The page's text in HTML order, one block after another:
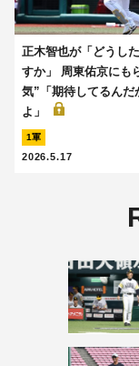
正木智也が「どうし
すか」 周東佑京にも
気”「期待してるんだ
よ」
1軍
2026.5.17